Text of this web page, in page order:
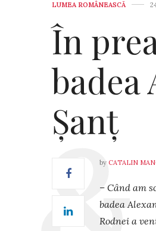
LUMEA ROMÂNEASCĂ
În
badea
Șanț
by CATALIN
– Când am
badea
Rod­nei a